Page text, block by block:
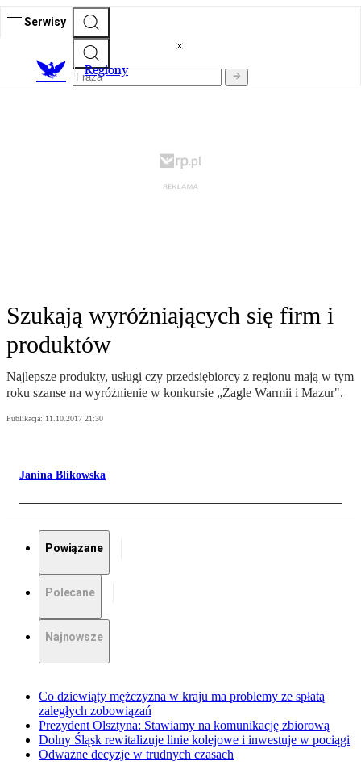
Serwisy
Regiony
Szukają wyróżniających się firm i
produktów
Najlepsze produkty, usługi czy przedsiębiorcy z regionu mają w tym
roku szanse na wyróżnienie w konkursie „Żagle Warmii i Mazur".
Publikacja: 11.10.2017 21:30
Janina Blikowska
Powiązane
Polecane
Najnowsze
Co dziewiąty mężczyzna w kraju ma problemy ze spłatą
zaległych zobowiązań
Prezydent Olsztyna: Stawiamy na komunikację zbiorową
Dolny Śląsk rewitalizuje linie kolejowe i inwestuje w pociągi
Odważne decyzje w trudnych czasach